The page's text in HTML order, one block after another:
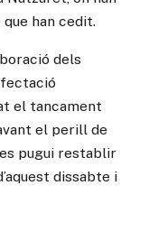
han cedit.
dels
el tancament
el perill de
pugui restablir
dissabte i